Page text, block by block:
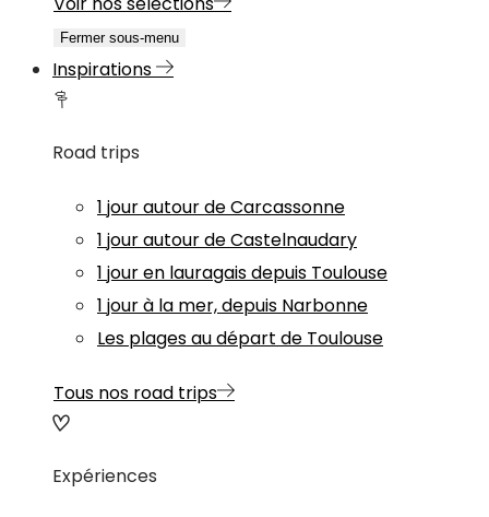
Fermer sous-menu
Inspirations
Road trips
1 jour autour de Carcassonne
1 jour autour de Castelnaudary
1 jour en lauragais depuis Toulouse
1 jour à la mer, depuis Narbonne
Les plages au départ de Toulouse
Tous nos road trips
Expériences